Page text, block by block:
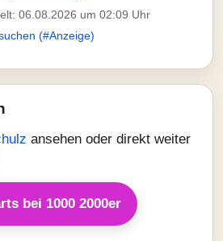
06.08.2026 um 02:09 Uhr
(#Anzeige)
ansehen oder direkt weiter
bei 1000 2000er